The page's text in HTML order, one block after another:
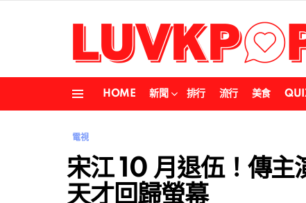
HOME 新聞 排行 流行 美食
電視
宋江 10 月退伍！傳
天才回歸螢幕